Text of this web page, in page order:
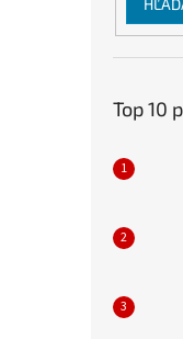
Top 10